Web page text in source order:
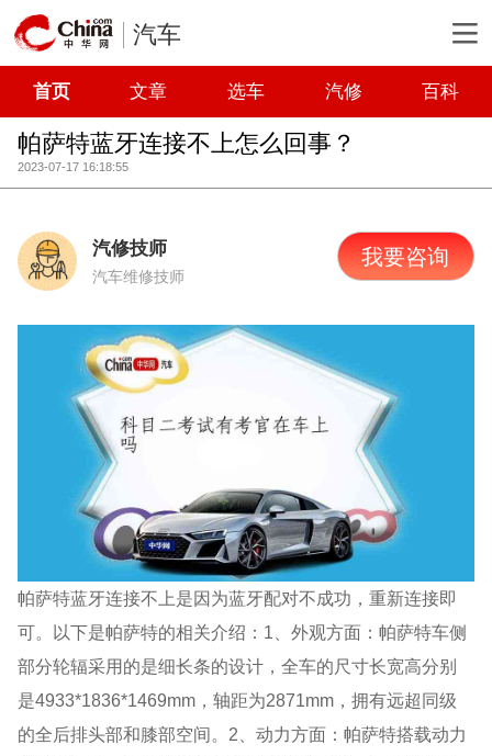
汽车
首页 文章 选车 汽修 百科
帕萨特蓝牙连接不上怎么回事？
2023-07-17 16:18:55
汽修技师
汽车维修技师
我要咨询
帕萨特蓝牙连接不上是因为蓝牙配对不成功，重新连接即
可。以下是帕萨特的相关介绍：1、外观方面：帕萨特车侧
部分轮辐采用的是细长条的设计，全车的尺寸长宽高分别
是4933*1836*1469mm，轴距为2871mm，拥有远超同级
的全后排头部和膝部空间。2、动力方面：帕萨特搭载动力